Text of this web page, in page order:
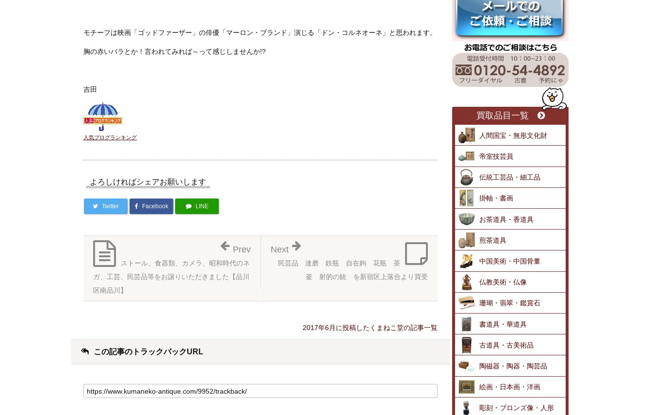
モチーフは映画「ゴッドファーザー」の俳優「マーロン・ブランド」演じる「ドン・コルネオーネ」と思われます。
胸の赤いバラとか！言われてみれば～って感じしませんか!?
吉田
人気ブログランキング
よろしければシェアお願いします
Twitter Facebook LINE
民芸品 達磨 鉄瓶 自在鉤 花瓶 茶
釜 射的の銃 を新宿区上落合より買受
Next
ストール、食器類、カメラ、昭和時代のネ
ガ、工芸、民芸品等をお譲りいただきました【品川
区南品川】
Prev
2017年6月に投稿したくまねこ堂の記事一覧
この記事のトラックバックURL
買取品目一覧
人間国宝・無形文化財
帝室技芸員
伝統工芸品・細工品
掛軸・書画
お茶道具・香道具
煎茶道具
中国美術・中国骨董
仏教美術・仏像
珊瑚・翡翠・鑑賞石
書道具・華道具
古道具・古美術品
陶磁器・陶器・陶芸品
絵画・日本画・洋画
彫刻・ブロンズ像・人形